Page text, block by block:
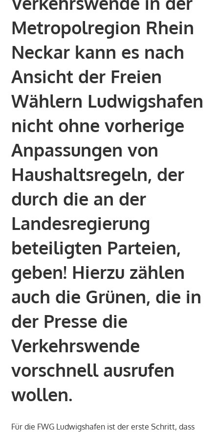
Metropolregion Rhein
Neckar kann es nach
Ansicht der Freien
Wählern Ludwigshafen
nicht ohne vorherige
Anpassungen von
Haushaltsregeln, der
durch die an der
Landesregierung
beteiligten Parteien,
geben! Hierzu zählen
auch die Grünen, die in
der Presse die
Verkehrswende
vorschnell ausrufen
wollen.
Für die FWG Ludwigshafen ist der erste Schritt, dass